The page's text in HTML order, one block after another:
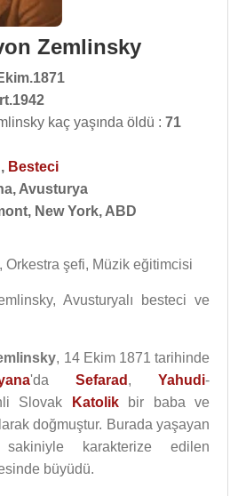
Zemlinsky
kaç yaşında öldü : 71
, Besteci
Avusturya
New York, ABD
Orkestra şefi, Müzik eğitimcisi
Avusturyalı besteci ve
, 14 Ekim 1871 tarihinde
'da Sefarad , Yahudi-
Slovak Katolikbir baba ve
doğmuştur. Burada yaşayan
karakterize edilen
büyüdü.